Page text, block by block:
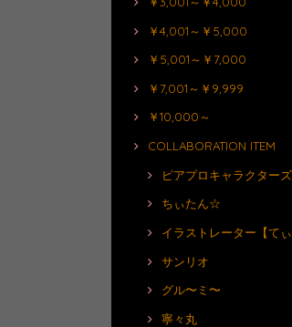
￥4,001～￥5,000
￥5,001～￥7,000
￥7,001～￥9,999
￥10,000～
COLLABORATION ITEM
ピアプロキャラクターズ
ちぃたん☆
イラストレーター【てぃ
サンリオ
グル〜ミ〜
寧々丸